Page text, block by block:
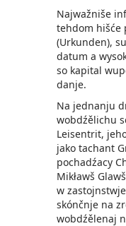
Najwažniše
tehdom hišće
(Urkunden),
datum a
so kapital
danje.­
Na jednanju
wobdźělichu
Leisentrit,
jako tachant­
pochadźacy
Mikławš­
w
skónčnje na
wobdźělenaj